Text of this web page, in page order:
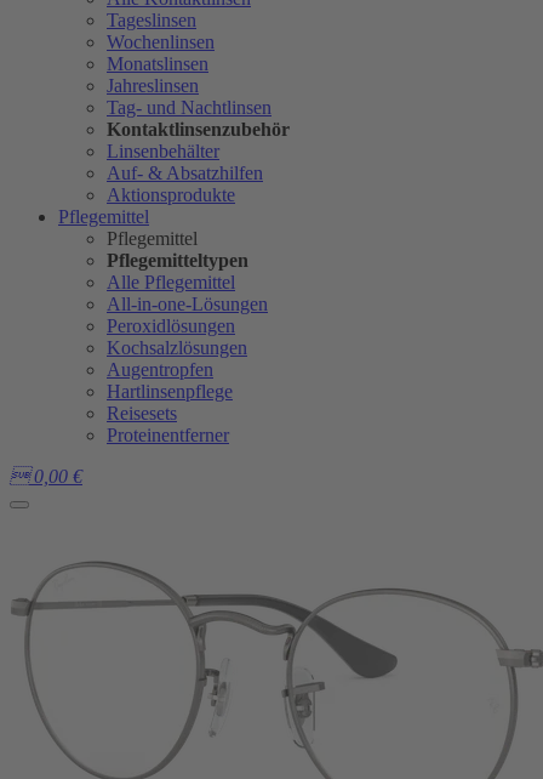
Tageslinsen
Wochenlinsen
Monatslinsen
Jahreslinsen
Tag- und Nachtlinsen
Kontaktlinsenzubehör
Linsenbehälter
Auf- & Absatzhilfen
Aktionsprodukte
Pflegemittel
Pflegemittel
Pflegemitteltypen
Alle Pflegemittel
All-in-one-Lösungen
Peroxidlösungen
Kochsalzlösungen
Augentropfen
Hartlinsenpflege
Reisesets
Proteinentferner
 0,00 €